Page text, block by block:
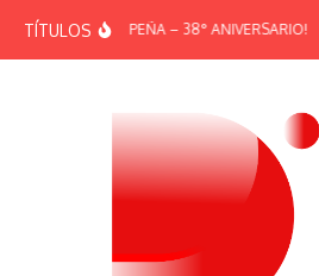
TÍTULOS¡GRAN PEÑA – 38° ANIVERSARIO!